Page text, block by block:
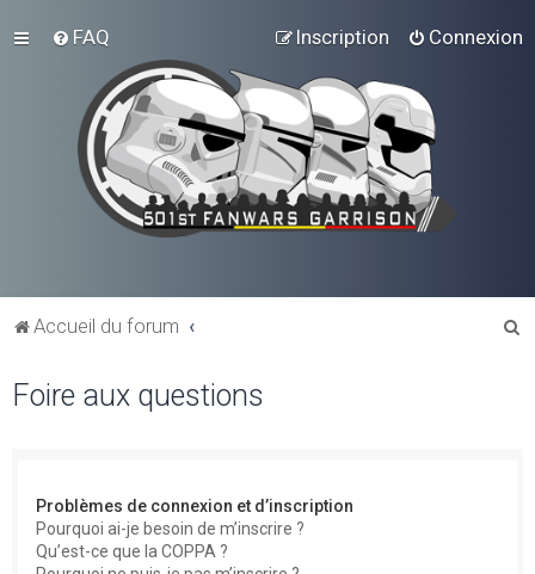
FAQ Connexion
Inscription
Accueil du forum
Foire aux questions
Problèmes de connexion et d’inscription
Pourquoi ai-je besoin de m’inscrire ?
Qu’est-ce que la COPPA ?